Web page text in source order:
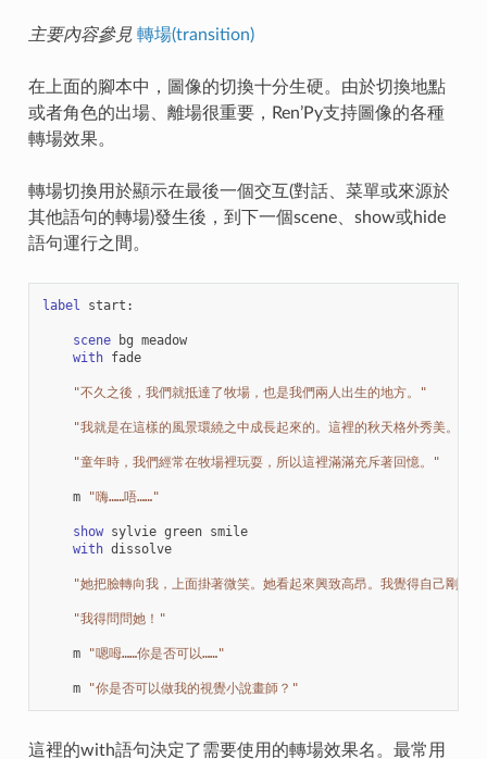
主要內容參見 轉場(transition)
在上面的腳本中，圖像的切換十分生硬。由於切換地點
或者角色的出場、離場很重要，Ren’Py支持圖像的各種
轉場效果。
轉場切換用於顯示在最後一個交互(對話、菜單或來源於
其他語句的轉場)發生後，到下一個scene、show或hide
語句運行之間。
label start :
scene bg meadow
with fade
"不久之後，我們就抵達了牧場，也是我們兩人出生的地方。"
"我就是在這樣的風景環繞之中成長起來的。這裡的秋天格外秀美。"
"童年時，我們經常在牧場裡玩耍，所以這裡滿滿充斥著回憶。"
m "嗨……唔……"
show sylvie green smile
with dissolve
"她把臉轉向我，上面掛著微笑。她看起來興致高昂。我覺得自己剛才
"我得問問她！"
m "嗯呣……你是否可以……"
m "你是否可以做我的視覺小說畫師？"
這裡的with語句決定了需要使用的轉場效果名。最常用